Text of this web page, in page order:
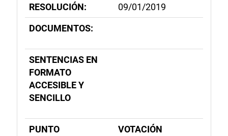
RESOLUCIÓN:
09/01/2019
DOCUMENTOS:
SENTENCIAS EN
FORMATO
ACCESIBLE Y
SENCILLO
PUNTO
VOTACIÓN